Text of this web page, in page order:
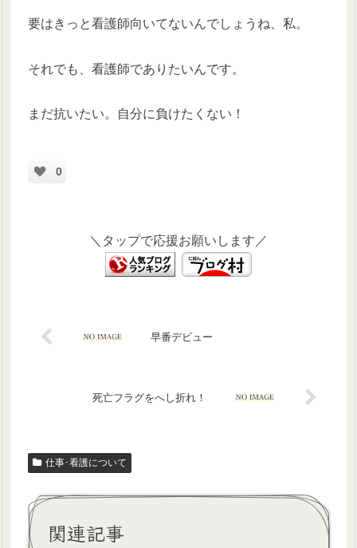
要はきっと看護師向いてないんでしょうね、私。
それでも、看護師でありたいんです。
まだ抗いたい。自分に負けたくない！
0
＼タップで応援お願いします／
早番デビュー
死亡フラグをへし折れ！
仕事･看護について
関連記事